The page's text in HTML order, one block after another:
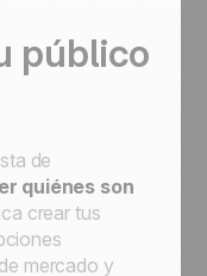
público
de
quiénes son
crear tus
mercado y